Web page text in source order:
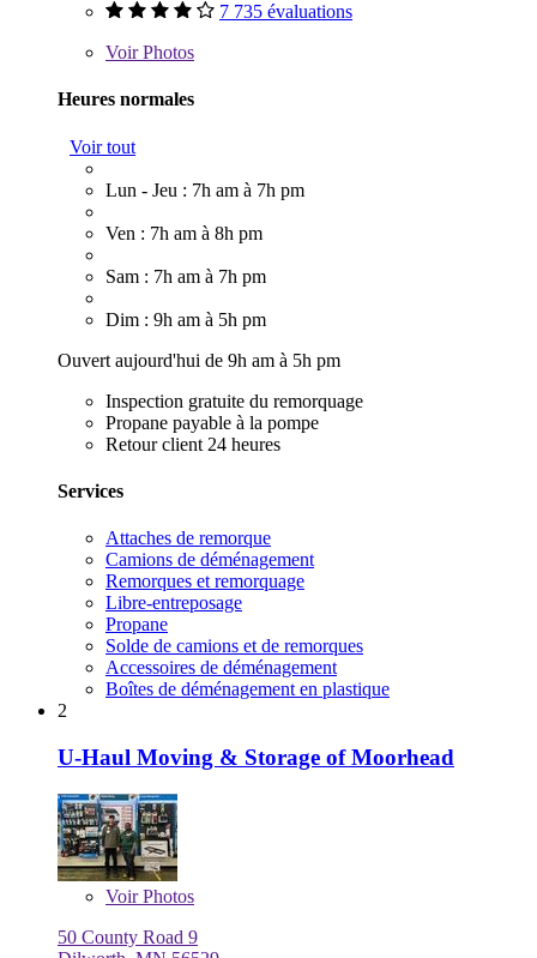
7 735 évaluations
VoirPhotos
Heures normales
Voir tout
Lun - Jeu : 7h am à 7h pm
Ven : 7h am à 8h pm
Sam : 7h am à 7h pm
Dim : 9h am à 5h pm
Ouvert aujourd'hui de 9h am à 5h pm
Inspection gratuite du remorquage
Propane payable à la pompe
Retour client 24 heures
Services
Attaches de remorque
Camions de déménagement
Remorques et remorquage
Libre-entreposage
Propane
Solde de camions et de remorques
Accessoires de déménagement
Boîtes de déménagement en plastique
2
U-Haul Moving & Storage of Moorhead
VoirPhotos
50 County Road 9